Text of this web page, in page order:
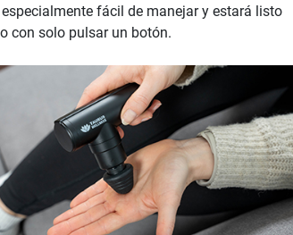
fácil de manejar y estará listo
con solo pulsar un botón.